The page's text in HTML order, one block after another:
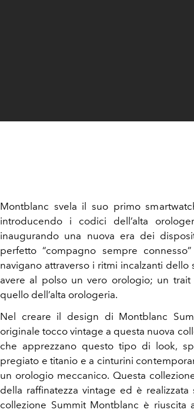
Montblanc svela il suo primo
introducendo i codici dell’alta
inaugurando una nuova era dei
perfetto “compagno sempre
navigano attraverso i ritmi incalzanti
avere al polso un vero orologio; un
quello dell’alta orologeria.
Nel creare il design di Montblanc
originale tocco vintage a questa nuova
che apprezzano questo tipo di look,
pregiato e titanio e a cinturini
un orologio meccanico. Questa
della raffinatezza vintage ed è
collezione Summit Montblanc è riuscita